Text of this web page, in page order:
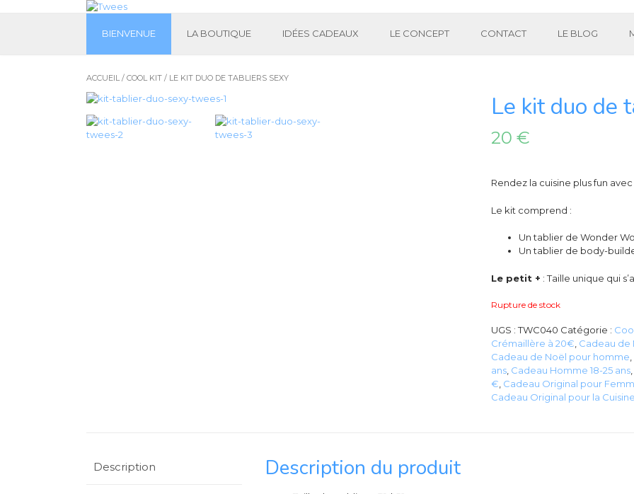
BIENVENUE LA BOUTIQUE IDÉES CADEAUX LE CONCEPT CONTACT LE BLOG
ACCUEIL / COOL KIT / LE KIT DUO DE TABLIERS SEXY
Le kit duo de
20 €
Rendez la cuisine plus fun
Le kit comprend :
Un tablier de Wonder
Un tablier de body-
Le petit + : Taille unique qui
Rupture de stock
UGS :TWC040 Catégorie :
Crémaillère à 20€ Cadeau de
Cadeau de Noël pour homme
ans Cadeau Homme 18-25 ans
€ Cadeau Original pour
Cadeau Original pour la Cuisine
Description Description du produit